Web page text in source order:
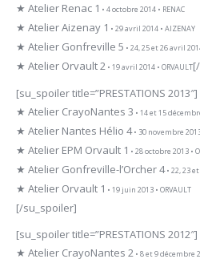
★ Atelier Renac 1 • 4 octobre 2014 • RENAC
★ Atelier Aizenay 1 • 29 avril 2014 • AIZENAY
★ Atelier Gonfreville 5 • 24, 25 et 26 avril
★ Atelier Orvault 2 • 19 avril 2014 • ORVAULT
[su_spoiler title=”PRESTATIONS 2013″]
★ Atelier CrayoNantes 3 • 14 et 15
★ Atelier Nantes Hélio 4• 30 novembre
★ Atelier EPM Orvault 1 • 28 octobre 2013 •
★ Atelier Gonfreville-l’Orcher 4• 22, 23 et
★ Atelier Orvault 1 • 19 juin 2013 • ORVAULT
[/su_spoiler]
[su_spoiler title=”PRESTATIONS 2012″]
★ Atelier CrayoNantes 2 • 8 et 9 décembre